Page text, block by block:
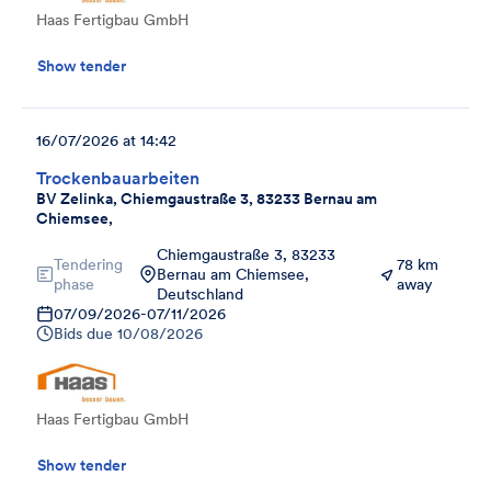
Haas Fertigbau GmbH
Show tender
Trockenbauarbeiten
BV Zelinka, Chiemgaustraße 3, 83233 Bernau am
Chiemsee,
16/07/2026 at 14:42
Tendering
phase
Chiemgaustraße 3, 83233
Bernau am Chiemsee,
Deutschland
78 km
away
07/09/2026-07/11/2026
Bids due 10/08/2026
Haas Fertigbau GmbH
Show tender